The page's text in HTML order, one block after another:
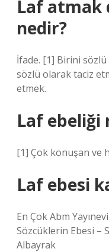
Laf atmak
nedir?
İfade. [1] Birini sözlü
sözlü olarak taciz
etmek.
Laf ebeliği
[1] Çok konuşan ve
Laf ebesi
En Çok Abm
Sözcüklerin Ebesi –
Albayrak